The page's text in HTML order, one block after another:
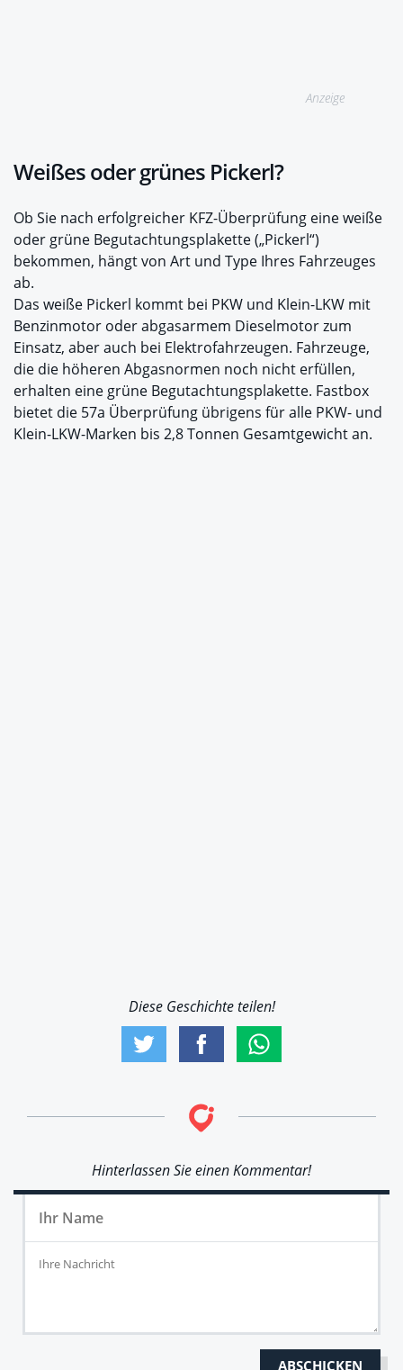
Anzeige
Weißes oder grünes Pickerl?
Ob Sie nach erfolgreicher KFZ-Überprüfung eine weiße
oder grüne Begutachtungsplakette („Pickerl“)
bekommen, hängt von Art und Type Ihres Fahrzeuges
ab.
Das weiße Pickerl kommt bei PKW und Klein-LKW mit
Benzinmotor oder abgasarmem Dieselmotor zum
Einsatz, aber auch bei Elektrofahrzeugen. Fahrzeuge,
die die höheren Abgasnormen noch nicht erfüllen,
erhalten eine grüne Begutachtungsplakette. Fastbox
bietet die 57a Überprüfung übrigens für alle PKW- und
Klein-LKW-Marken bis 2,8 Tonnen Gesamtgewicht an.
Diese Geschichte teilen!
Hinterlassen Sie einen Kommentar!